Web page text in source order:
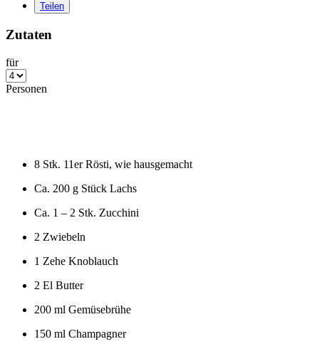
Teilen
Zutaten
für
Personen
8 Stk. 11er Rösti, wie hausgemacht
Ca. 200 g Stück Lachs
Ca. 1 – 2 Stk. Zucchini
2 Zwiebeln
1 Zehe Knoblauch
2 El Butter
200 ml Gemüsebrühe
150 ml Champagner